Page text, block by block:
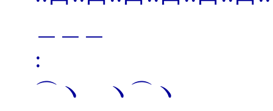
: | | （
⌒ヽ ヽ⌒ヽ